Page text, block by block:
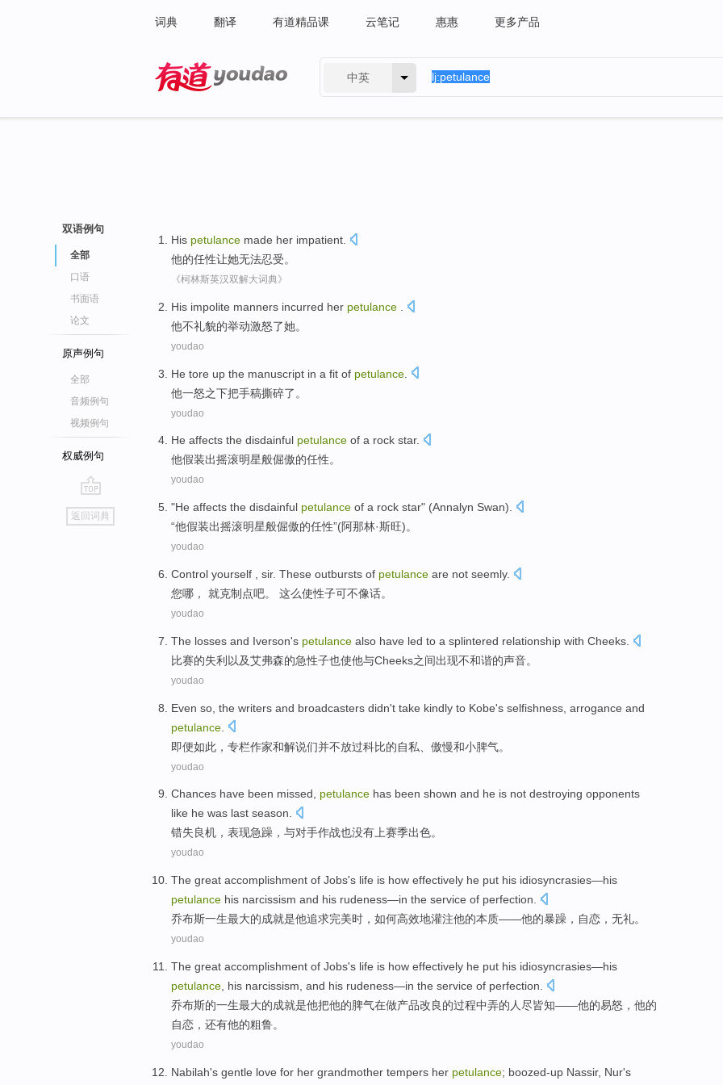
词典 翻译 有道精品课 云笔记 惠惠 更多产品
中英
双语例句
全部
口语
书面语
论文
原声例句
全部
音频例句
视频例句
权威例句
go
top
返回词典
His petulance made her impatient
他的任性让她无法忍受。
《柯林斯英汉双解大词典》
His impolite manners incurred her petulance
他不礼貌的举动激怒了她。
youdao
He tore up the manuscript in a fit of petulance
他一怒之下把手稿撕碎了。
youdao
He affects the disdainful petulance of a rock star.
他假装出摇滚明星般倔傲的任性。
youdao
"He affects the disdainful petulance of a rock star" (Annalyn Swan).
“他假装出摇滚明星般倔傲的任性”(阿那林·斯旺)。
youdao
Control yourself , sir. These outbursts of petulance are not seemly.
您哪， 就克制 点吧。 这么使性子可不像话。
youdao
The losses and Iverson's petulance also have led to a splintered relationship with Cheeks.
比赛的失利 以及艾弗森的急性子也使他与Cheeks之间出现不和谐的声音。
youdao
Even so the writers and broadcasters didn't take kindly to Kobe's selfishness arrogance and
petulance
即便如此 ， 专栏作家和解说们并不放过科比的自私 傲慢和小脾气。
youdao
Chances have been missed, petulance has been shown and he is not destroying opponents
like he was last season.
错失良机， 表现急躁 ， 与对手作战也没有上赛季出色。
youdao
The great accomplishment of Jobs's life is how effectively he put his idiosyncrasies—his
petulance his narcissism and his rudeness—in the service of perfection
乔布斯一生最大的成就是他追求完美时 ， 如何高效地灌注他的本质——他的暴躁 ， 自恋 ， 无礼。
youdao
The great accomplishment of Jobs's life is how effectively he put his idiosyncrasies—his
petulance his narcissism, and his rudeness—in the service of perfection.
乔布斯的一生最大的成就是他把他的脾气在做产品改良的过程中弄的人尽皆知——他的易怒 ，他的
自恋 ， 还有他的粗鲁。
youdao
Nabilah's gentle love for her grandmother tempers her petulance; boozed-up Nassir, Nur's